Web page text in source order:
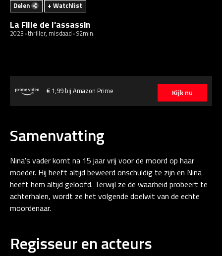
Delen + Watchlist
La Fille de l'assassin
2023 thriller, misdaad 92min.
Kijk nu
€ 1,99 bij Amazon Prime
Samenvatting
Nina's vader komt na 15 jaar vrij voor de moord op haar
moeder. Hij heeft altijd beweerd onschuldig te zijn en Nina
heeft hem altijd geloofd. Terwijl ze de waarheid probeert te
achterhalen, wordt ze het volgende doelwit van de echte
moordenaar.
Regisseur en acteurs